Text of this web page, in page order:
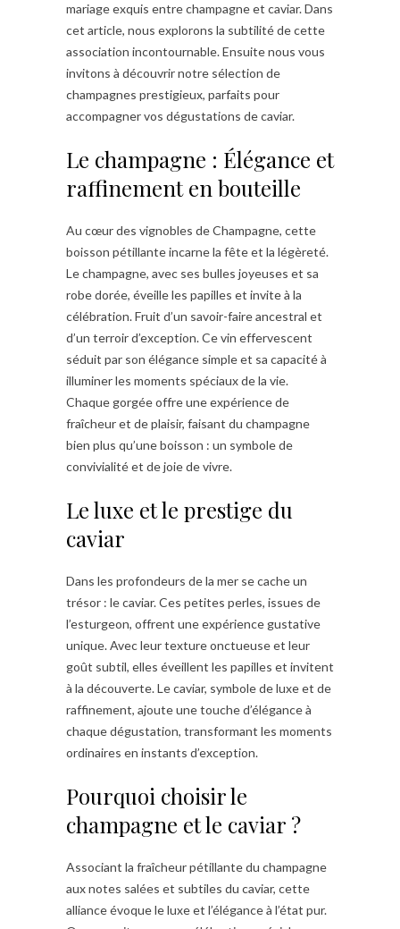
mariage exquis entre champagne et caviar. Dans
cet article, nous explorons la subtilité de cette
association incontournable. Ensuite nous vous
invitons à découvrir notre sélection de
champagnes prestigieux, parfaits pour
accompagner vos dégustations de caviar.
Le champagne : Élégance et
raffinement en bouteille
Au cœur des vignobles de Champagne, cette
boisson pétillante incarne la fête et la légèreté.
Le champagne, avec ses bulles joyeuses et sa
robe dorée, éveille les papilles et invite à la
célébration. Fruit d’un savoir-faire ancestral et
d’un terroir d’exception. Ce vin effervescent
séduit par son élégance simple et sa capacité à
illuminer les moments spéciaux de la vie.
Chaque gorgée offre une expérience de
fraîcheur et de plaisir, faisant du champagne
bien plus qu’une boisson : un symbole de
convivialité et de joie de vivre.
Le luxe et le prestige du
caviar
Dans les profondeurs de la mer se cache un
trésor : le caviar. Ces petites perles, issues de
l’esturgeon, offrent une expérience gustative
unique. Avec leur texture onctueuse et leur
goût subtil, elles éveillent les papilles et invitent
à la découverte. Le caviar, symbole de luxe et de
raffinement, ajoute une touche d’élégance à
chaque dégustation, transformant les moments
ordinaires en instants d’exception.
Pourquoi choisir le
champagne et le caviar ?
Associant la fraîcheur pétillante du champagne
aux notes salées et subtiles du caviar, cette
alliance évoque le luxe et l’élégance à l’état pur.